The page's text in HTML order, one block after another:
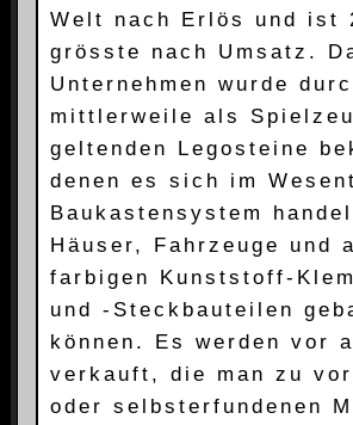
Welt nach Erlös und ist
grösste nach Umsatz.
Unternehmen wurde
mittlerweile als
geltenden Legosteine
denen es sich im
Baukastensystem
Häuser, Fahrzeuge und
farbigen Kunststoff-
und -Steckbauteilen
können. Es werden vor
verkauft, die man zu
oder selbsterfundenen